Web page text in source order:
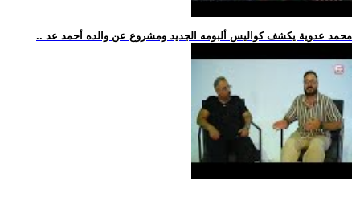
.. محمد عدوية يكشف كواليس ألبومه الجديد ومشروع عن والده أحمد عد